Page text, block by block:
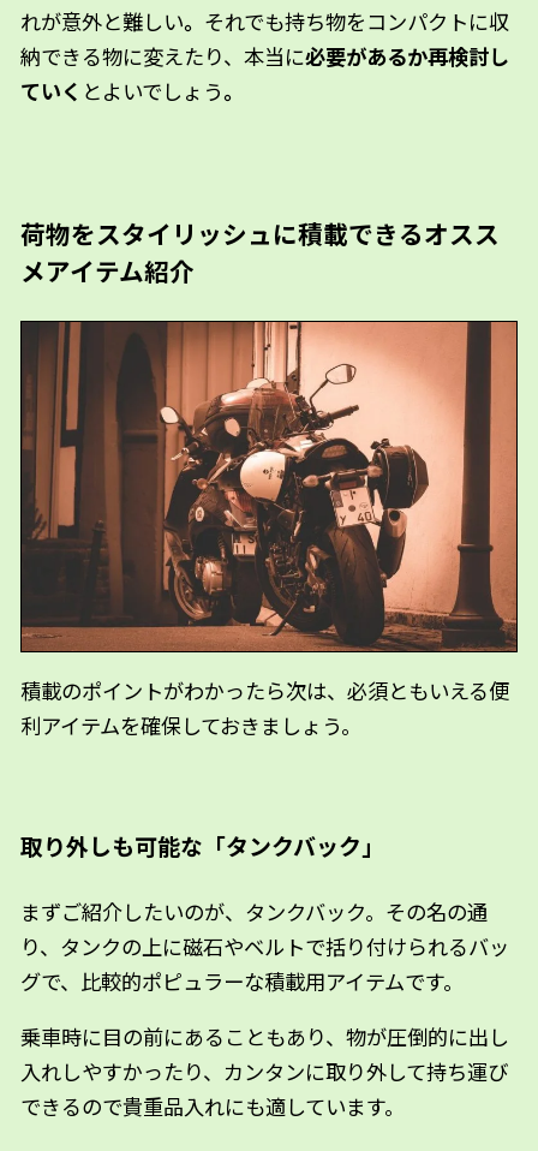
れが意外と難しい。 それでも持ち物をコンパクトに収
納できる物に変えたり、本当に必要があるか再検討し
ていく とよいでしょう。
荷物をスタイリッシュに積載できるオスス
メアイテム紹介
積載のポイントがわかったら次は、必須ともいえる便
利アイテムを確保しておきましょう。
取り外しも可能な「タンクバック」
まずご紹介したいのが、タンクバック。その名の通
り、タンクの上に磁石やベルトで括り付けられるバッ
グで、比較的ポピュラーな積載用アイテムです。
乗車時に目の前にあることもあり、物が圧倒的に出し
入れしやすかったり、カンタンに取り外して持ち運び
できるので貴重品入れにも適しています。